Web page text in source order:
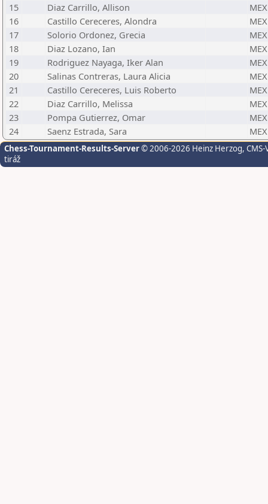
15
Diaz Carrillo, Allison
MEX
16
Castillo Cereceres, Alondra
MEX
17
Solorio Ordonez, Grecia
MEX
18
Diaz Lozano, Ian
MEX
19
Rodriguez Nayaga, Iker Alan
MEX
20
Salinas Contreras, Laura Alicia
MEX
21
Castillo Cereceres, Luis Roberto
MEX
22
Diaz Carrillo, Melissa
MEX
23
Pompa Gutierrez, Omar
MEX
24
Saenz Estrada, Sara MEX
Chess-Tournament-Results-Server© 2006-2026 Heinz Herzog,
tiráž